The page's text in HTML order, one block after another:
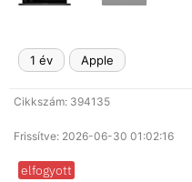
1 év Apple
Cikkszám: 394135
Frissítve: 2026-06-30 01:02:16
elfogyott